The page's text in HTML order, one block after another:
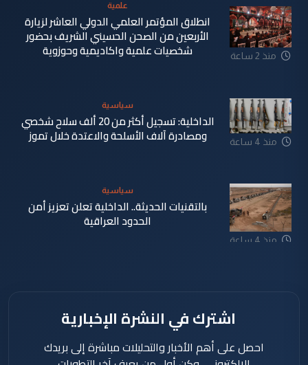
منذ 2 ساعة
علمية
انطلاق المؤتمر العلمي الدولي العاشر لزيارة
الأربعين من الصحن الحسيني الشريف بحضور
شخصيات علمية واكاديمية وحوزوية
منذ 4 ساعة
سياسية
الداخلية: تسجيل أكثر من 20 ألف سلاح شخصي
ومصادرة آلاف الأسلحة والاعتدة خلال تموز
منذ 4 ساعة
سياسية
بالتقنيات الحديثة.. الداخلية تعلن تعزيز أمن
الحدود العراقية
اشترك في النشرة الإخبارية
احصل على أهم الأخبار والتحليلات مباشرة إلى بريدك